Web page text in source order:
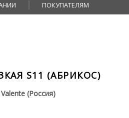
ПОКУПАТЕЛЯМ
S11 (АБРИКОС)
Valente (Россия)